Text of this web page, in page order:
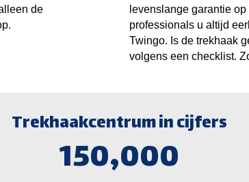
de
levenslange garantie
professionals u altijd
Twingo. Is de trekhaak
volgens een checklist.
Trekhaakcentrum in cijfers
150,000